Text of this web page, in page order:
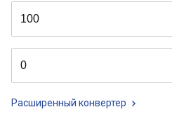
Расширенный конвертер